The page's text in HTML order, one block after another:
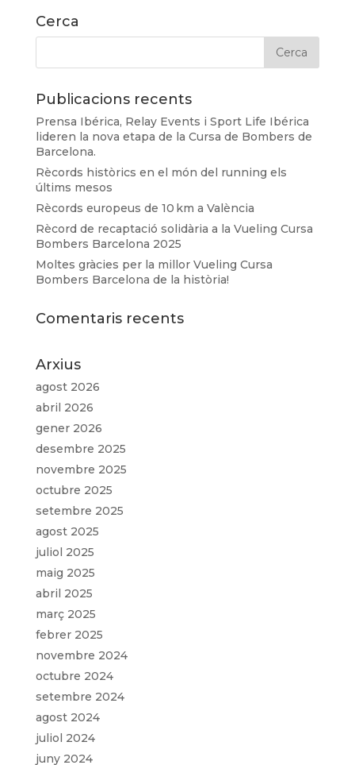
Cerca
Publicacions recents
Prensa Ibérica, Relay Events i Sport Life Ibérica
lideren la nova etapa de la Cursa de Bombers de
Barcelona.
Rècords històrics en el món del running els
últims mesos
Rècords europeus de 10 km a València
Rècord de recaptació solidària a la Vueling Cursa
Bombers Barcelona 2025
Moltes gràcies per la millor Vueling Cursa
Bombers Barcelona de la història!
Comentaris recents
Arxius
agost 2026
abril 2026
gener 2026
desembre 2025
novembre 2025
octubre 2025
setembre 2025
agost 2025
juliol 2025
maig 2025
abril 2025
març 2025
febrer 2025
novembre 2024
octubre 2024
setembre 2024
agost 2024
juliol 2024
juny 2024